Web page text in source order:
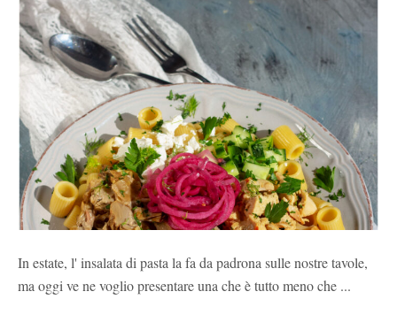
In estate, l' insalata di pasta la fa da padrona sulle nostre tavole,
ma oggi ve ne voglio presentare una che è tutto meno che ...